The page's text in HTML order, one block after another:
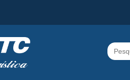
Search
for: